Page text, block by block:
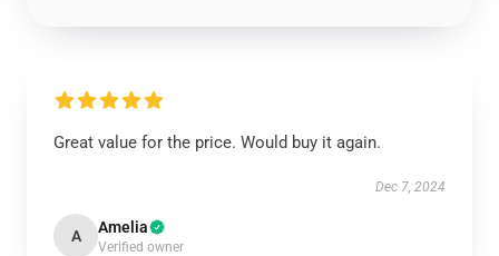
Great value for the price. Would buy it again.
Dec 7, 2024
A Amelia
Verified owner